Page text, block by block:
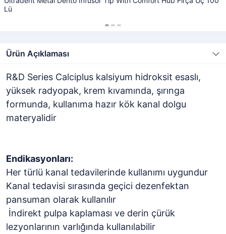
Lü
Ürün Açıklaması
R&D Series Calciplus kalsiyum hidroksit esaslı,
yüksek radyopak, krem kıvamında, şırınga
formunda, kullanıma hazır kök kanal dolgu
materyalidir
Endikasyonları:
Her türlü kanal tedavilerinde kullanımı uygundur
Kanal tedavisi sırasında geçici dezenfektan
pansuman olarak kullanılır
İndirekt pulpa kaplaması ve derin çürük
lezyonlarının varlığında kullanılabilir